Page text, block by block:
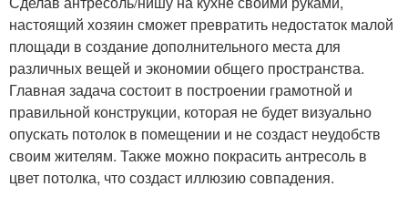
настоящий хозяин сможет превратить недостаток малой
площади в создание дополнительного места для
различных вещей и экономии общего пространства.
Главная задача состоит в построении грамотной и
правильной конструкции, которая не будет визуально
опускать потолок в помещении и не создаст неудобств
своим жителям. Также можно покрасить антресоль в
цвет потолка, что создаст иллюзию совпадения.